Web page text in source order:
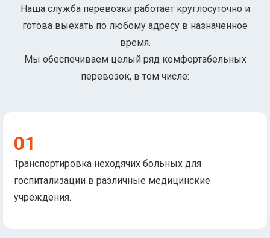
Наша служба перевозки работает круглосуточно и
готова выехать по любому адресу в назначенное
время.
Мы обеспечиваем целый ряд комфортабельных
перевозок, в том числе:
01
Транспортировка неходячих больных для
госпитализации в различные медицинские
учреждения.